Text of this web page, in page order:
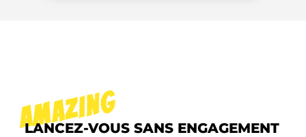
LANCEZ-VOUS SANS ENGAGEMENT
AMAZING